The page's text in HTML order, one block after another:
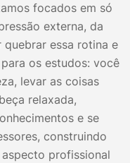
focados em só
externa, da
essa rotina e
os estudos: você
levar as coisas
relaxada,
e se
construindo
profissional